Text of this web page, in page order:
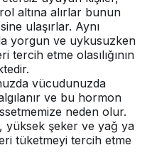
altına alırlar bunun
ulaşırlar. Aynı
yorgun ve uykusuzken
etme olasılığının
vücudunuzda
ve bu hormon
neden olur.
yüksek şeker ve yağ ya
tüketmeyi tercih etme